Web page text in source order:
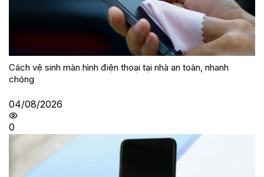
Cách vệ sinh màn hình điện thoại tại nhà an toàn, nhanh
chóng
04/08/2026
0